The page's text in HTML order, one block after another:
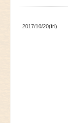
2017/10/20(fri)